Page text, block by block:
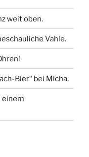
weit oben.
Vahle.
Bier“ bei Micha.
einem